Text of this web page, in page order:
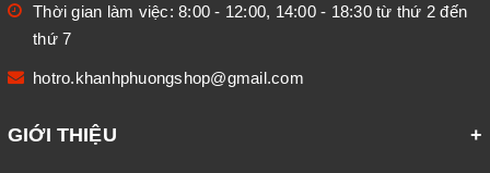
Thời gian làm việc: 8:00 - 12:00, 14:00 - 18:30 từ thứ 2 đến
thứ 7
hotro.khanhphuongshop@gmail.com
GIỚI THIỆU